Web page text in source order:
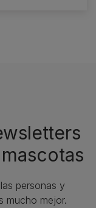
personas y
mucho mejor.